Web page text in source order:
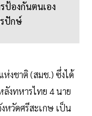
ป้องกันตนเอง
ปักษ์
ห่งชาติ (สมช.) ซึ่งได้
ลังทหารไทย 4 นาย
หวัดศรีสะเกษ เป็น